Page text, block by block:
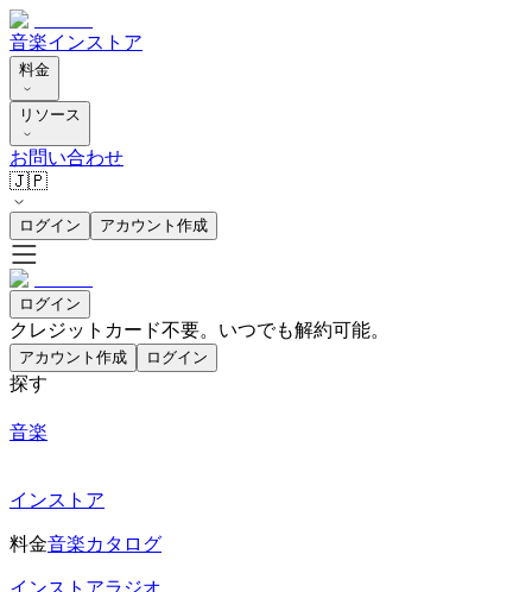
音楽インストア
料金
リソース
お問い合わせ
🇯🇵
ログイン アカウント作成
ログイン
クレジットカード不要。いつでも解約可能。
アカウント作成 ログイン
探す
音楽
インストア
料金音楽カタログ
インストアラジオ